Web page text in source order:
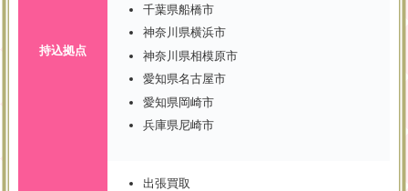
持込拠点
千葉県船橋市
神奈川県横浜市
神奈川県相模原市
愛知県名古屋市
愛知県岡崎市
兵庫県尼崎市
出張買取